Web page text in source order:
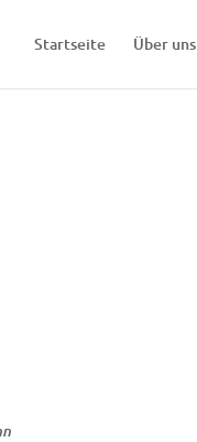
Startseite Über uns